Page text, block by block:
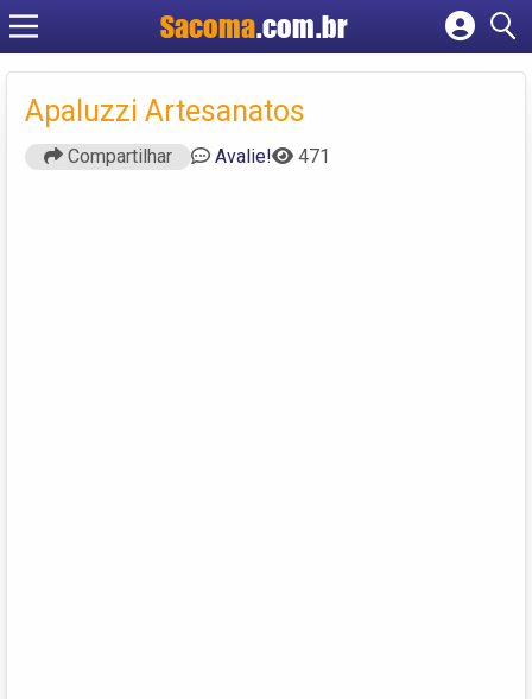
Sacoma.com.br
Cadastrar empresa
Criar conta
Apaluzzi Artesanatos
Compartilhar Avalie! 471